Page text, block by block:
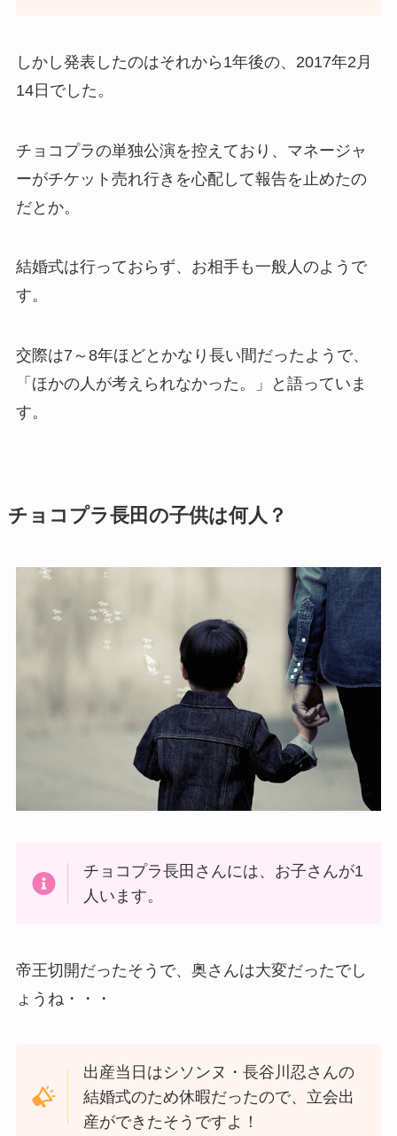
しかし発表したのはそれから1年後の、2017年2月
14日でした。
チョコプラの単独公演を控えており、マネージャ
ーがチケット売れ行きを心配して報告を止めたの
だとか。
結婚式は行っておらず、お相手も一般人のようで
す。
交際は7～8年ほどとかなり長い間だったようで、
「ほかの人が考えられなかった。」と語っていま
す。
チョコプラ長田の子供は何人？
チョコプラ長田さんには、お子さんが1
人います。
帝王切開だったそうで、奥さんは大変だったでし
ょうね・・・
出産当日はシソンヌ・長谷川忍さんの
結婚式のため休暇だったので、立会出
産ができたそうですよ！